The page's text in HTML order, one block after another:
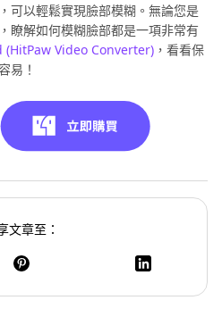
可以輕鬆實現臉部模糊。無論您是
瞭解如何模糊臉部都是一項非常有
(HitPaw Video Converter) ，看看保
易！
文章至：